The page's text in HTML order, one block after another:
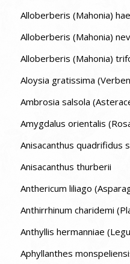
Alloberberis (Mahonia)
Alloberberis (Mahonia)
Alloberberis (Mahonia)
Aloysia gratissima
Ambrosia salsola
Amygdalus orientalis
Anisacanthus quadrifidus
Anisacanthus thurberii
Anthericum liliago
Anthirrhinum charidemi
Anthyllis hermanniae
Aphyllanthes